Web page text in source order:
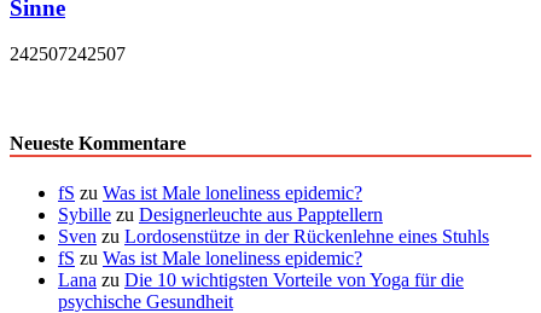
Sinne
242507242507
Neueste Kommentare
fS zu Was ist Male loneliness epidemic?
Sybille zu Designerleuchte aus Papptellern
Sven zu Lordosenstütze in der Rückenlehne eines Stuhls
fS zu Was ist Male loneliness epidemic?
Lana zu Die 10 wichtigsten Vorteile von Yoga für die
psychische Gesundheit